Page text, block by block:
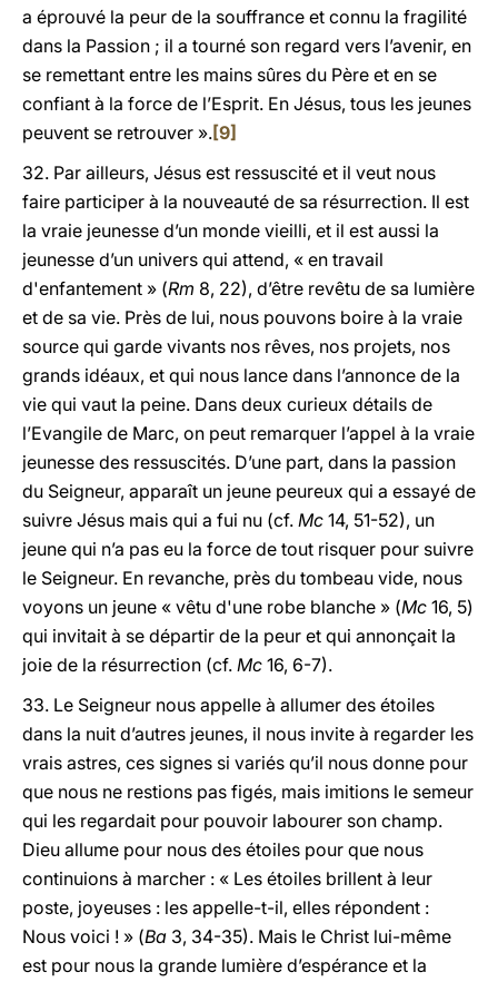
a éprouvé la peur de la souffrance et connu la fragilité
dans la Passion ; il a tourné son regard vers l’avenir, en
se remettant entre les mains sûres du Père et en se
confiant à la force de l’Esprit. En Jésus, tous les jeunes
peuvent se retrouver ».[9]
32. Par ailleurs, Jésus est ressuscité et il veut nous
faire participer à la nouveauté de sa résurrection. Il est
la vraie jeunesse d’un monde vieilli, et il est aussi la
jeunesse d’un univers qui attend, « en travail
d'enfantement » (Rm 8, 22), d’être revêtu de sa lumière
et de sa vie. Près de lui, nous pouvons boire à la vraie
source qui garde vivants nos rêves, nos projets, nos
grands idéaux, et qui nous lance dans l’annonce de la
vie qui vaut la peine. Dans deux curieux détails de
l’Evangile de Marc, on peut remarquer l’appel à la vraie
jeunesse des ressuscités. D’une part, dans la passion
du Seigneur, apparaît un jeune peureux qui a essayé de
suivre Jésus mais qui a fui nu (cf. Mc 14, 51-52), un
jeune qui n’a pas eu la force de tout risquer pour suivre
le Seigneur. En revanche, près du tombeau vide, nous
voyons un jeune « vêtu d'une robe blanche » (Mc 16, 5)
qui invitait à se départir de la peur et qui annonçait la
joie de la résurrection (cf. Mc 16, 6-7).
33. Le Seigneur nous appelle à allumer des étoiles
dans la nuit d’autres jeunes, il nous invite à regarder les
vrais astres, ces signes si variés qu’il nous donne pour
que nous ne restions pas figés, mais imitions le semeur
qui les regardait pour pouvoir labourer son champ.
Dieu allume pour nous des étoiles pour que nous
continuions à marcher : « Les étoiles brillent à leur
poste, joyeuses : les appelle-t-il, elles répondent :
Nous voici ! » (Ba 3, 34-35). Mais le Christ lui-même
est pour nous la grande lumière d’espérance et la